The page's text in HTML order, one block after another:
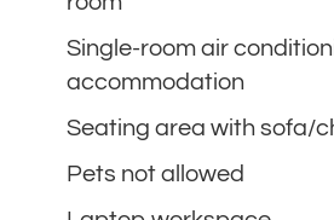
Single-room air
accommodation
Seating area with sofa/
Pets not allowed